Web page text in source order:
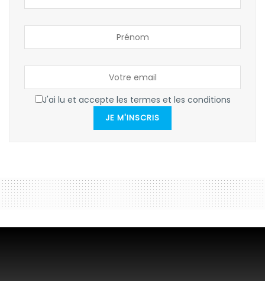
J'ai lu et accepte les termes et les conditions
JE M'INSCRIS